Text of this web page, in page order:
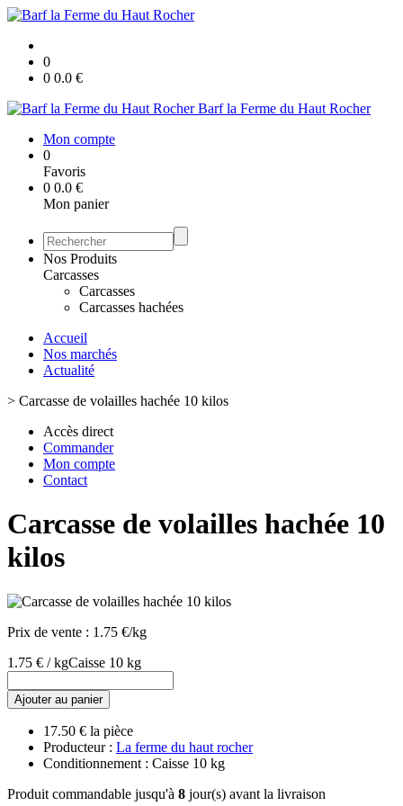
0
0 0.0 €
Barf la Ferme du Haut Rocher
Mon compte
0
Favoris
0 0.0 €
Mon panier
Nos Produits
Carcasses
Carcasses
Carcasses hachées
Accueil
Nos marchés
Actualité
> Carcasse de volailles hachée 10 kilos
Accès direct
Commander
Mon compte
Contact
Carcasse de volailles hachée 10
kilos
Prix de vente : 1.75 €/kg
1.75 € / kgCaisse 10 kg
Ajouter au panier
17.50 € la pièce
Producteur : La ferme du haut rocher
Conditionnement : Caisse 10 kg
Produit commandable jusqu'à 8 jour(s) avant la livraison